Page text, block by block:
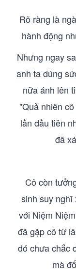
Rõ ràng là
hành động
Nhưng ngay
anh ta dúng
nữa ánh lên
"Quả nhiên
lần đầu tiên
đã
Cô còn
sinh suy nghĩ
với Niệm
đã gặp cô từ
đó chưa chắc
mà